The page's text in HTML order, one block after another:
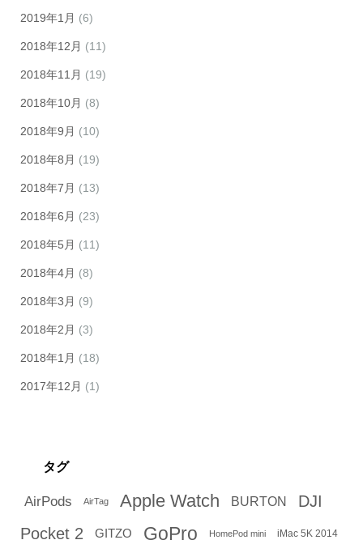
2019年1月 (6)
2018年12月 (11)
2018年11月 (19)
2018年10月 (8)
2018年9月 (10)
2018年8月 (19)
2018年7月 (13)
2018年6月 (23)
2018年5月 (11)
2018年4月 (8)
2018年3月 (9)
2018年2月 (3)
2018年1月 (18)
2017年12月 (1)
タグ
AirPods AirTag Apple Watch BURTON
DJI
Pocket 2
GITZO GoPro HomePod mini iMac 5K 2014